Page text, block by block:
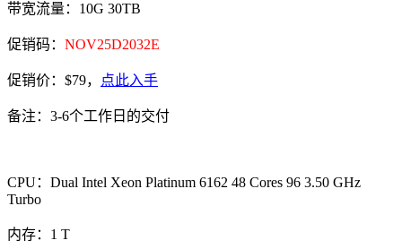
带宽流量：10G 30TB
促销码： NOV25D2032E
促销价：$79， 点此入手
备注：3-6个工作日的交付
CPU：Dual Intel Xeon Platinum 6162 48 Cores 96 3.50 GHz
Turbo
内存：1 T